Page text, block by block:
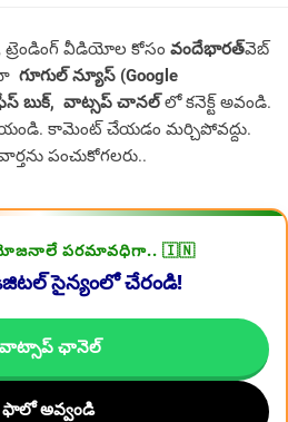
ట్రెండింగ్ వీడియోల కోసం వందేభారత్వెబ్
గూగుల్ న్యూస్ (Google
బుక్, వాట్సప్ చానల్లో కనెక్ట్ అవండి.
కామెంట్ చేయడం మర్చిపోవద్దు.
పంచుకోగలరు..
పరమావధిగా.. 🇮🇳
సైన్యంలో చేరండి!
వాట్సాప్ ఛానెల్
అవ్వండి